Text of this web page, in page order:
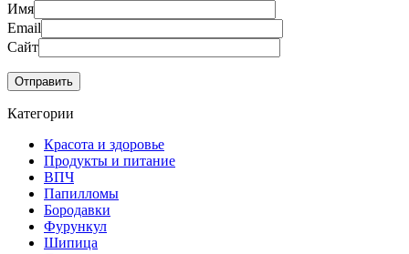
Имя
Email
Сайт
Категории
Красота и здоровье
Продукты и питание
ВПЧ
Папилломы
Бородавки
Фурункул
Шипица